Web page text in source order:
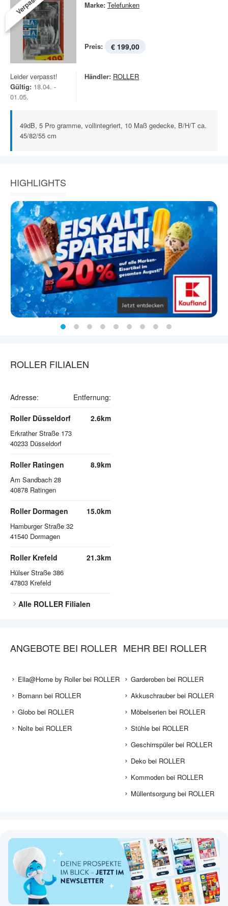
Marke: Telefunken
Preis: € 199,00
Leider verpasst!
Gültig: 18.04. -
01.05.
Händler: ROLLER
49dB, 5 Pro gramme, vollintegriert, 10 Maß gedecke, B/H/T ca.
45/82/55 cm
HIGHLIGHTS
ROLLER FILIALEN
Adresse: Entfernung:
Roller Düsseldorf
Erkrather Straße 173
40233 Düsseldorf
2.6km
Roller Ratingen
Am Sandbach 28
40878 Ratingen
8.9km
Roller Dormagen
Hamburger Straße 32
41540 Dormagen
15.0km
Roller Krefeld
Hülser Straße 386
47803 Krefeld
21.3km
Alle ROLLER Filialen
ANGEBOTE BEI ROLLER
Ella@Home by Roller bei ROLLER
Bomann bei ROLLER
Globo bei ROLLER
Nolte bei ROLLER
MEHR BEI ROLLER
Garderoben bei ROLLER
Akkuschrauber bei ROLLER
Möbelserien bei ROLLER
Stühle bei ROLLER
Geschirrspüler bei ROLLER
Deko bei ROLLER
Kommoden bei ROLLER
Müllentsorgung bei ROLLER